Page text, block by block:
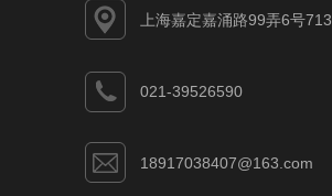
上海嘉定嘉涌路99弄6号713
021-39526590
18917038407@163.com